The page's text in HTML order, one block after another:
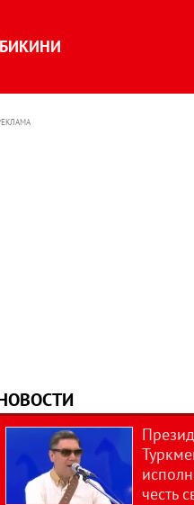
БИКИНИ
честь